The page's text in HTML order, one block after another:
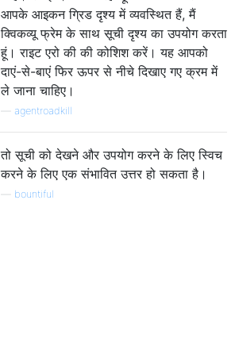
आपके आइकन ग्रिड दृश्य में व्यवस्थित हैं, मैं
क्विकव्यू फ्रेम के साथ सूची दृश्य का उपयोग करता
हूं। राइट एरो की की कोशिश करें। यह आपको
दाएं-से-बाएं फिर ऊपर से नीचे दिखाए गए क्रम में
ले जाना चाहिए।
agentroadkill
तो सूची को देखने और उपयोग करने के लिए स्विच
करने के लिए एक संभावित उत्तर हो सकता है।
bountiful